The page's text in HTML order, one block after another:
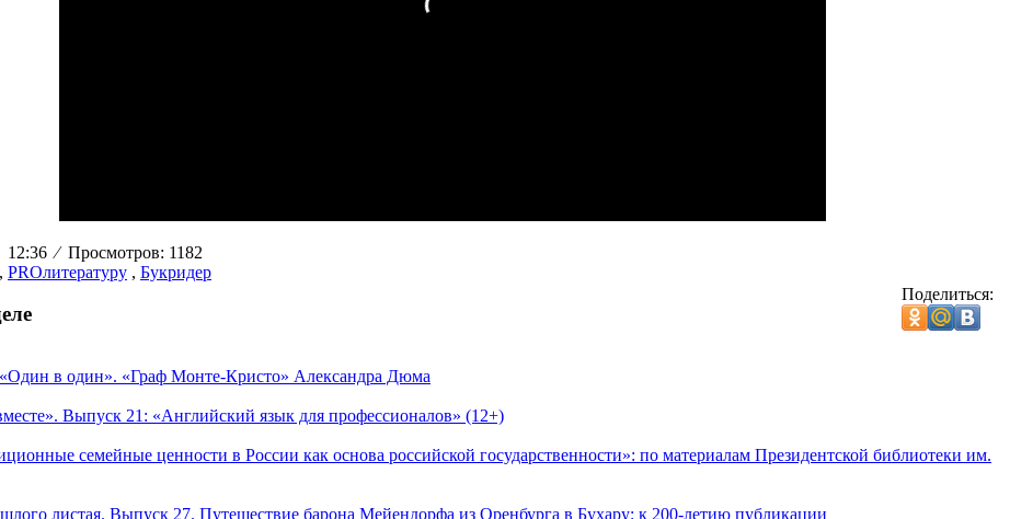
12:36⁄Просмотров: 1182
, PROлитературу , Букридер
Поделиться:
в один». «Граф Монте-Кристо» Александра Дюма
Выпуск 21: «Английский язык для профессионалов» (12+)
семейные ценности в России как основа российской государственности»: по материалам Президентской библиотеки им.
листая. Выпуск 27. Путешествие барона Мейендорфа из Оренбурга в Бухару: к 200-летию публикации